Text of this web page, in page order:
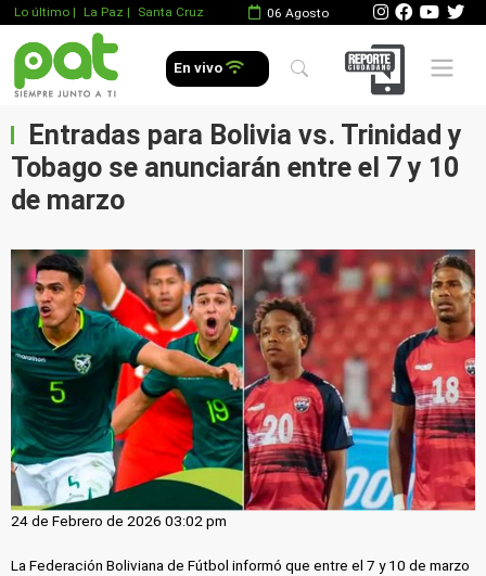
Lo último | La Paz | Santa Cruz 06 Agosto
En vivo Mobile
Entradas para Bolivia vs. Trinidad y
Tobago se anunciarán entre el 7 y 10
de marzo
24 de Febrero de 2026 03:02 pm
La Federación Boliviana de Fútbol informó que entre el 7 y 10 de marzo